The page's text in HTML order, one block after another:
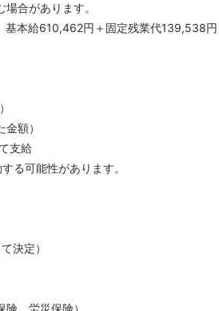
合があります。
本給610,462円＋固定残業代139,538円
額）
支給
る可能性があります。
決定）
、労災保険）